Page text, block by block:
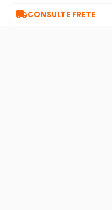
CONSULTE FRETE